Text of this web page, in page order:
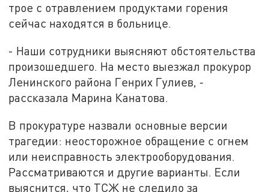
трое с отравлением продуктами горения
сейчас находятся в больнице.
- Наши сотрудники выясняют обстоятельства
произошедшего. На место выезжал прокурор
Ленинского района Генрих Гулиев, -
рассказала Марина Канатова.
В прокуратуре назвали основные версии
трагедии: неосторожное обращение с огнем
или неисправность электрооборудования.
Рассматриваются и другие варианты. Если
выяснится, что ТСЖ не следило за